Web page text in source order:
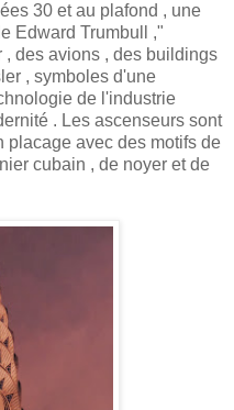
30 et au plafond , une
Edward Trumbull ,"
des avions , des buildings
, symboles d'une
de l'industrie
. Les ascenseurs sont
placage avec des motifs de
cubain , de noyer et de